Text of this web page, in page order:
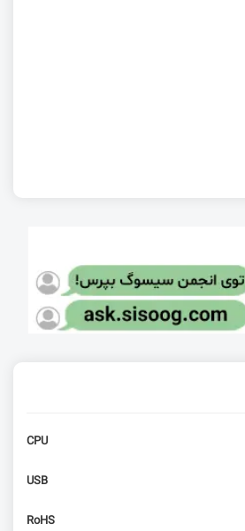
CPU
USB
RoHS